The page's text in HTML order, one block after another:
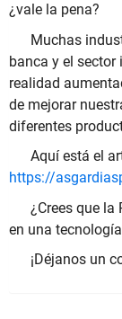
¿vale la pena?
Muchas
banca y el sector
realidad
de mejorar
diferentes
Aquí está el
https://
¿Crees que
en una
¡Déjanos un